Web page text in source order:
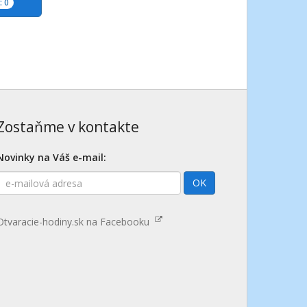
0
v kontakte
na Váš e-mail:
OK
hodiny.sk na Facebooku